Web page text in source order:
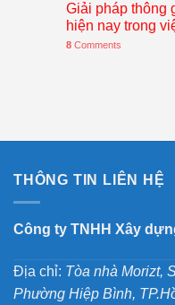
Giải pháp thông
hiện nay trong
8 Comments
THÔNG TIN LIÊN HỆ
Công ty TNHH Xây
Địa chỉ: Tòa nhà Morizt,
Phường Hiệp Bình,